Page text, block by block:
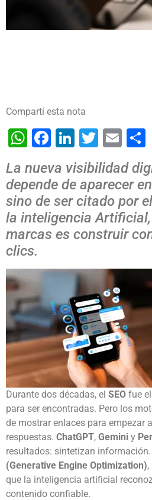
Compartí esta nota
WhatsApp
Facebook
LinkedIn
Twitter
La nueva visibilidad
depende de aparecer
sino de ser citado por
la inteligencia
marcas es construir
clics.
Durante dos décadas, el SEO fue
para ser encontradas. Pero los
de mostrar enlaces para empezar
respuestas. ChatGPT, Gemini y
resultados: sintetizan
(Generative Engine Optimization)
que la inteligencia artificial
contenido confiable. ​